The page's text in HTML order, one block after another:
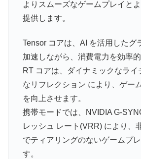
よりスムーズなゲームプレイと
提供します。
Tensor コアは、AI を活用したグ
加速しながら、消費電力を効率的
RT コアは、ダイナミックなライ
なリフレクション により、ゲー
を向上させます。
携帯モードでは、NVIDIA G-
レッシュ レート(VRR) により、
でティアリングのないゲームプ
す。